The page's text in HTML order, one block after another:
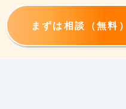
まずは相談（無料）